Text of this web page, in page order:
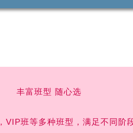
丰富班型 随心选
VIP班等多种班型，满足不同阶